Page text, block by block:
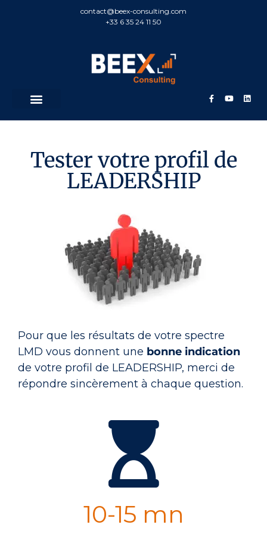
contact@beex-consulting.com
+33 6 35 24 11 50
Tester votre profil de
LEADERSHIP
Pour que les résultats de votre spectre
LMD vous donnent une bonne indication
de votre profil de LEADERSHIP, merci de
répondre sincèrement à chaque question.
10-15 mn